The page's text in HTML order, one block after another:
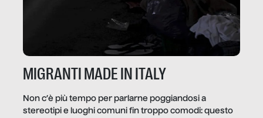
MIGRANTI MADE IN ITALY
Non c’è più tempo per parlarne poggiandosi a
stereotipi e luoghi comuni fin troppo comodi: questo